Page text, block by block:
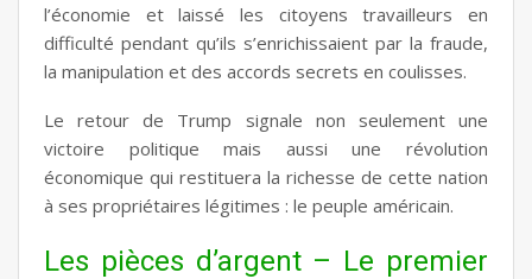
l’économie et laissé les citoyens travailleurs en
difficulté pendant qu’ils s’enrichissaient par la fraude,
la manipulation et des accords secrets en coulisses.
Le retour de Trump signale non seulement une
victoire politique mais aussi une révolution
économique qui restituera la richesse de cette nation
à ses propriétaires légitimes : le peuple américain.
Les pièces d’argent – Le premier